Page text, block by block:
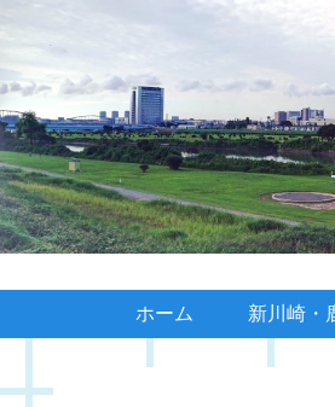
ホーム 新川崎・